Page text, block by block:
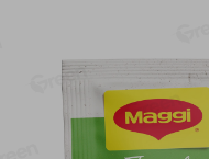
1 кг
охлажд